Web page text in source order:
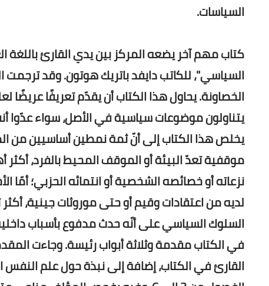
السياسات.
كتاب مهم آخر يضعه المركز بين يدي القارئ
السياسي"، للكاتب دايفد باتريك هوتون. وقد
الخصاونة. يحاول هذا الكتاب أن يقدّم تعريفًا
يتناولون موضوعات سياسية في الأصل، سواء
يخلص هذا الكتاب إلى أنّ ثمة نمطين أساسيين من
موقفية تعدّ البيئة أو الموقف المحيط بالفرد،
نزعاته أو خصائصه الشخصية أو انتمائه الحزبي؛
لديه من اعتقادات وقيم أو حتى موروثات جينية،
السلوك السياسي على أنّه حدث مدفوع بأسباب
في الكتاب مقدمة وثلاثة أبواب رئيسة. وجاءت
القارئ في الكتاب، إضافة إلى نبذة حول علم النفس